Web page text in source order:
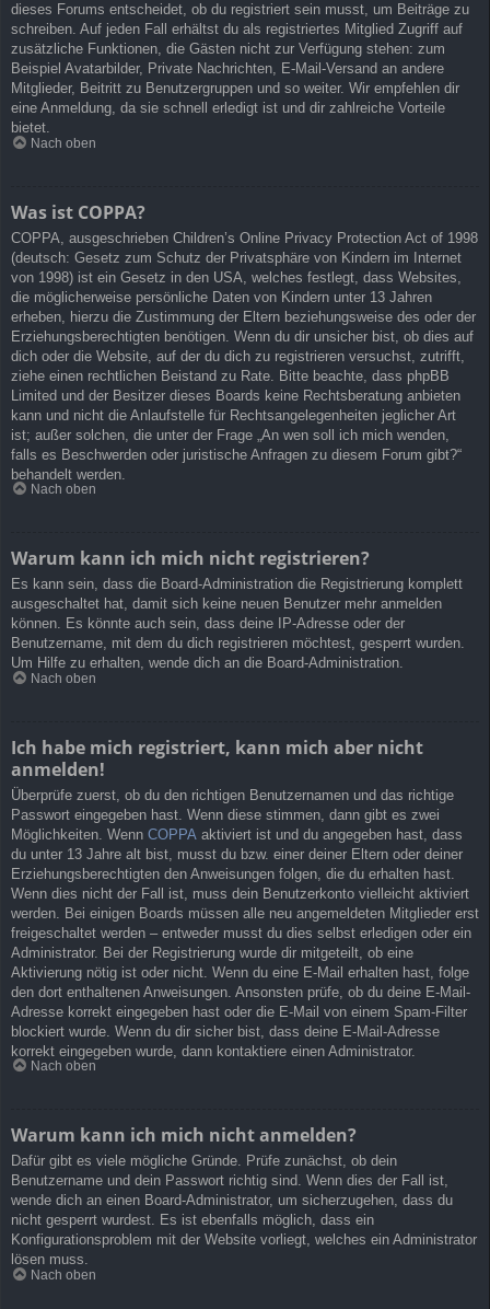
dieses Forums entscheidet, ob du registriert sein musst, um Beiträge zu
schreiben. Auf jeden Fall erhältst du als registriertes Mitglied Zugriff auf
zusätzliche Funktionen, die Gästen nicht zur Verfügung stehen: zum
Beispiel Avatarbilder, Private Nachrichten, E-Mail-Versand an andere
Mitglieder, Beitritt zu Benutzergruppen und so weiter. Wir empfehlen dir
eine Anmeldung, da sie schnell erledigt ist und dir zahlreiche Vorteile
bietet.
Nach oben
Was ist COPPA?
COPPA, ausgeschrieben Children’s Online Privacy Protection Act of 1998
(deutsch: Gesetz zum Schutz der Privatsphäre von Kindern im Internet
von 1998) ist ein Gesetz in den USA, welches festlegt, dass Websites,
die möglicherweise persönliche Daten von Kindern unter 13 Jahren
erheben, hierzu die Zustimmung der Eltern beziehungsweise des oder der
Erziehungsberechtigten benötigen. Wenn du dir unsicher bist, ob dies auf
dich oder die Website, auf der du dich zu registrieren versuchst, zutrifft,
ziehe einen rechtlichen Beistand zu Rate. Bitte beachte, dass phpBB
Limited und der Besitzer dieses Boards keine Rechtsberatung anbieten
kann und nicht die Anlaufstelle für Rechtsangelegenheiten jeglicher Art
ist; außer solchen, die unter der Frage „An wen soll ich mich wenden,
falls es Beschwerden oder juristische Anfragen zu diesem Forum gibt?“
behandelt werden.
Nach oben
Warum kann ich mich nicht registrieren?
Es kann sein, dass die Board-Administration die Registrierung komplett
ausgeschaltet hat, damit sich keine neuen Benutzer mehr anmelden
können. Es könnte auch sein, dass deine IP-Adresse oder der
Benutzername, mit dem du dich registrieren möchtest, gesperrt wurden.
Um Hilfe zu erhalten, wende dich an die Board-Administration.
Nach oben
Ich habe mich registriert, kann mich aber nicht
anmelden!
Überprüfe zuerst, ob du den richtigen Benutzernamen und das richtige
Passwort eingegeben hast. Wenn diese stimmen, dann gibt es zwei
Möglichkeiten. Wenn COPPA aktiviert ist und du angegeben hast, dass
du unter 13 Jahre alt bist, musst du bzw. einer deiner Eltern oder deiner
Erziehungsberechtigten den Anweisungen folgen, die du erhalten hast.
Wenn dies nicht der Fall ist, muss dein Benutzerkonto vielleicht aktiviert
werden. Bei einigen Boards müssen alle neu angemeldeten Mitglieder erst
freigeschaltet werden – entweder musst du dies selbst erledigen oder ein
Administrator. Bei der Registrierung wurde dir mitgeteilt, ob eine
Aktivierung nötig ist oder nicht. Wenn du eine E-Mail erhalten hast, folge
den dort enthaltenen Anweisungen. Ansonsten prüfe, ob du deine E-Mail-
Adresse korrekt eingegeben hast oder die E-Mail von einem Spam-Filter
blockiert wurde. Wenn du dir sicher bist, dass deine E-Mail-Adresse
korrekt eingegeben wurde, dann kontaktiere einen Administrator.
Nach oben
Warum kann ich mich nicht anmelden?
Dafür gibt es viele mögliche Gründe. Prüfe zunächst, ob dein
Benutzername und dein Passwort richtig sind. Wenn dies der Fall ist,
wende dich an einen Board-Administrator, um sicherzugehen, dass du
nicht gesperrt wurdest. Es ist ebenfalls möglich, dass ein
Konfigurationsproblem mit der Website vorliegt, welches ein Administrator
lösen muss.
Nach oben